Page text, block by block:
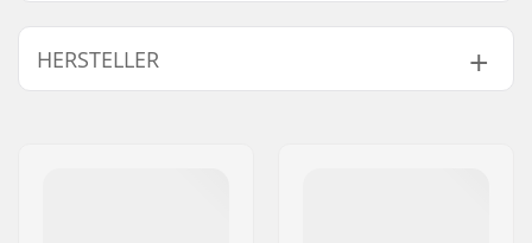
HERSTELLER